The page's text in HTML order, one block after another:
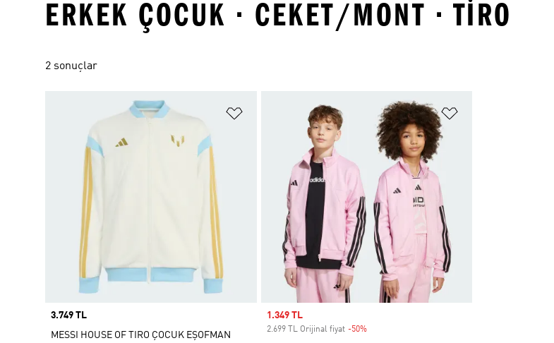
ERKEK ÇOCUK · CEKET/MONT · TIRO
2 sonuçlar
Favori Listesine Ekle
Price
3.749 TL
MESSI HOUSE OF TIRO ÇOCUK EŞOFMAN
Sale price
1.349 TL
2.699 TL Orijinal fiyat -50%Discount